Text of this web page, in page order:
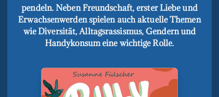
pendeln. Neben Freundschaft, erster Liebe und
Erwachsenwerden spielen auch aktuelle Themen
wie Diversität, Alltagsrassismus, Gendern und
Handykonsum eine wichtige Rolle.